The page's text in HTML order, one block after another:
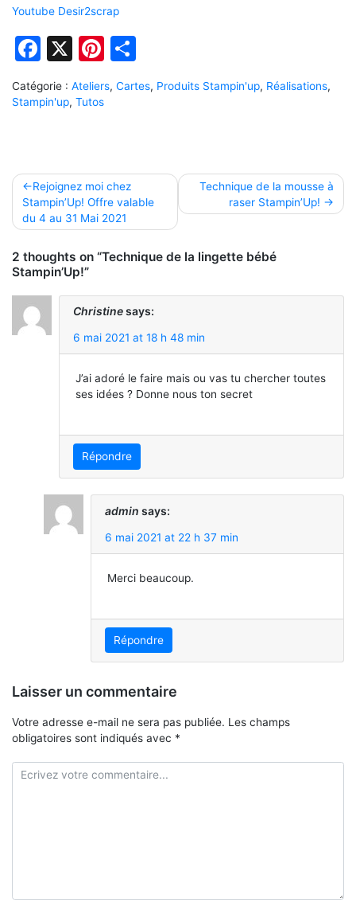
Youtube Desir2scrap
Facebook
X Pinterest
Catégorie : Ateliers, Cartes, Produits Stampin'up, Réalisations,
Stampin'up, Tutos
Navigation
de
l’article
Rejoignez moi chez
Stampin’Up! Offre valable
du 4 au 31 Mai 2021
Technique de la mousse à
raser Stampin’Up!
2 thoughts on “Technique de la lingette bébé
Stampin’Up!”
Christinesays:
6 mai 2021 at 18 h 48 min
J’ai adoré le faire mais ou vas tu chercher toutes
ses idées ? Donne nous ton secret
Répondre
admin says:
6 mai 2021 at 22 h 37 min
Merci beaucoup.
Répondre
Laisser un commentaire
Votre adresse e-mail ne sera pas publiée. Les champs
obligatoires sont indiqués avec *